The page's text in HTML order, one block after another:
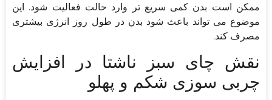
ممکن است بدن کمی سریع تر وارد حالت فعالیت شود. این
موضوع می تواند باعث شود بدن در طول روز انرژی بیشتری
مصرف کند.
نقش چای سبز ناشتا در افزایش
چربی سوزی شکم و پهلو